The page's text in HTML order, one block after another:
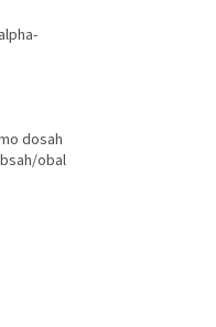
dosah
obal